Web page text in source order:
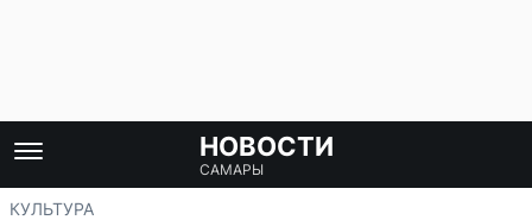
НОВОСТИ
САМАРЫ
КУЛЬТУРА